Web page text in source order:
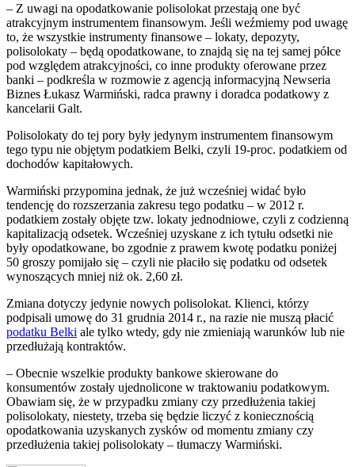
‒ Z uwagi na opodatkowanie polisolokat przestają one być
atrakcyjnym instrumentem finansowym. Jeśli weźmiemy pod uwagę
to, że wszystkie instrumenty finansowe ‒ lokaty, depozyty,
polisolokaty ‒ będą opodatkowane, to znajdą się na tej samej półce
pod względem atrakcyjności, co inne produkty oferowane przez
banki – podkreśla w rozmowie z agencją informacyjną Newseria
Biznes Łukasz Warmiński, radca prawny i doradca podatkowy z
kancelarii Galt.
Polisolokaty do tej pory były jedynym instrumentem finansowym
tego typu nie objętym podatkiem Belki, czyli 19-proc. podatkiem od
dochodów kapitałowych.
Warmiński przypomina jednak, że już wcześniej widać było
tendencję do rozszerzania zakresu tego podatku – w 2012 r.
podatkiem zostały objęte tzw. lokaty jednodniowe, czyli z codzienną
kapitalizacją odsetek. Wcześniej uzyskane z ich tytułu odsetki nie
były opodatkowane, bo zgodnie z prawem kwotę podatku poniżej
50 groszy pomijało się – czyli nie płaciło się podatku od odsetek
wynoszących mniej niż ok. 2,60 zł.
Zmiana dotyczy jedynie nowych polisolokat. Klienci, którzy
podpisali umowę do 31 grudnia 2014 r., na razie nie muszą płacić
podatku Belki ale tylko wtedy, gdy nie zmieniają warunków lub nie
przedłużają kontraktów.
‒ Obecnie wszelkie produkty bankowe skierowane do
konsumentów zostały ujednolicone w traktowaniu podatkowym.
Obawiam się, że w przypadku zmiany czy przedłużenia takiej
polisolokaty, niestety, trzeba się będzie liczyć z koniecznością
opodatkowania uzyskanych zysków od momentu zmiany czy
przedłużenia takiej polisolokaty – tłumaczy Warmiński.